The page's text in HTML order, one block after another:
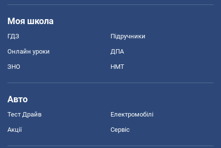
Моя школа
ГДЗ Підручники
Онлайн уроки ДПА
ЗНО НМТ
Авто
Тест Драйв Електромобілі
Акції Сервіс